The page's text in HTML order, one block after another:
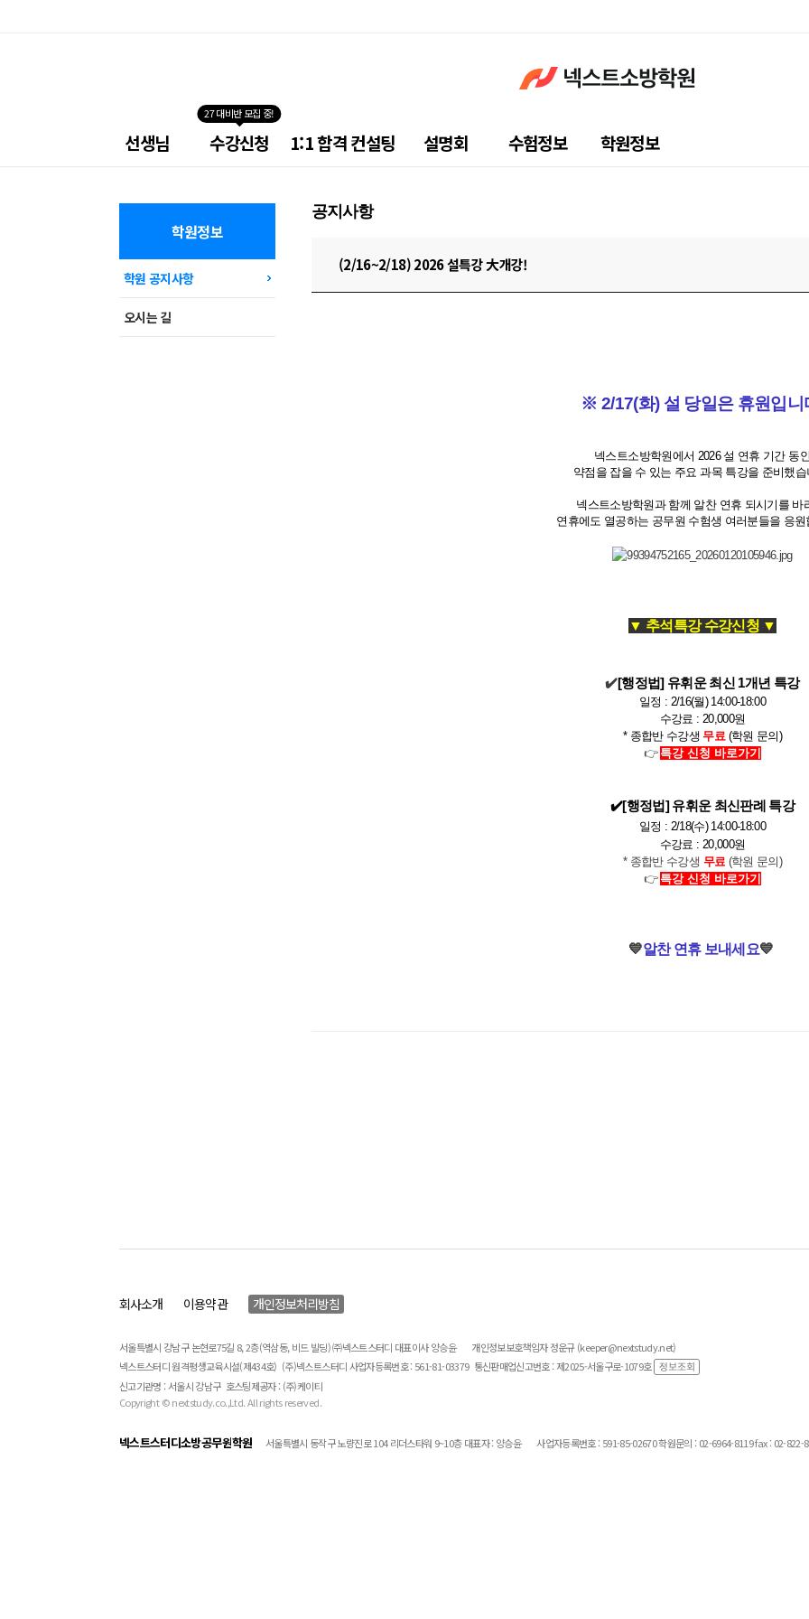
선생님
27 대비반 모집 중!
수강신청 1:1 합격 컨설팅 설명회 수험정보 학원정보
학원정보
학원 공지사항
오시는 길
공지사항
(2/16~2/18) 2026 설특강 大개강!
※ 2/17(화) 설 당일은 휴원입니
넥스트소방학원에서 2026 설 연휴 기간 동
약점을 잡을 수 있는 주요 과목 특강을 준비했습
넥스트소방학원과 함께 알찬 연휴 되시기를 바
연휴에도 열공하는 공무원 수험생 여러분들을 응원
▼ 추석특강 수강신청 ▼
✔️[행정법] 유휘운 최신 1개년 특강
일정 : 2/16(월) 14:00-18:00
수강료 : 20,000원
* 종합반 수강생 무료(학원 문의)
👉 특강 신청 바로가기
✔️[행정법] 유휘운 최신판례 특강
일정 : 2/18(수) 14:00-18:00
수강료 : 20,000원
* 종합반 수강생 무료 (학원 문의)
👉 특강 신청 바로가기
💙알찬 연휴 보내세요💙
회사소개 이용약관 개인정보처리방침
서울특별시 강남구 논현로75길 8, 2층(역삼동, 비드 빌딩) ㈜넥스트스터디 대표이사 양승윤
개인정보보호책임자 정운규 (keeper@nextstudy.net)
넥스트스터디 원격평생교육시설(제434호) (주)넥스트스터디 사업자등록번호 : 561-81-03379 통신판매업신고번호 : 제2025-서울구로-1079호
신고기관명 : 서울시 강남구 호스팅제공자 : (주)케이티
Copyright © nextstudy.co.,Ltd. All rights reserved.
넥스트스터디소방공무원학원 서울특별시 동작구 노량진로 104 리더스타워 9~10층 대표자 : 양승윤 사업자등록번호 : 591-85-02670 학원문의 : 02-6964-8119 fax : 02-822-